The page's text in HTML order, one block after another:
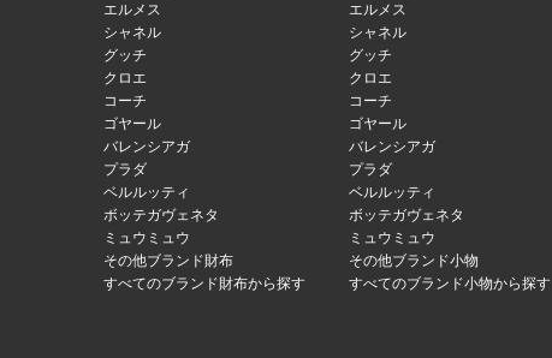
エルメス
シャネル
グッチ
クロエ
コーチ
ゴヤール
バレンシアガ
プラダ
ベルルッティ
ボッテガヴェネタ
ミュウミュウ
その他ブランド財布
すべてのブランド財布から探す
エルメス
シャネル
グッチ
クロエ
コーチ
ゴヤール
バレンシアガ
プラダ
ベルルッティ
ボッテガヴェネタ
ミュウミュウ
その他ブランド小物
すべてのブランド小物から探す